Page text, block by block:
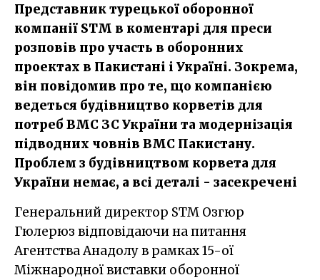
Представник турецької оборонної
компанії STM в коментарі для преси
розповів про участь в оборонних
проектах в Пакистані і Україні. Зокрема,
він повідомив про те, що компанією
ведеться будівництво корветів для
потреб ВМС ЗС України та модернізація
підводних човнів ВМС Пакистану.
Проблем з будівництвом корвета для
України немає, а всі деталі - засекречені
Генеральний директор STM Озгюр
Гюлерюз відповідаючи на питання
Агентства Анадолу в рамках 15-ої
Міжнародної виставки оборонної